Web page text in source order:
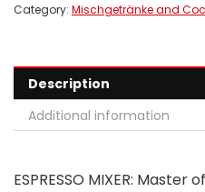
Category: Mischgetränke and
Description
Additional information
ESPRESSO MIXER: Master